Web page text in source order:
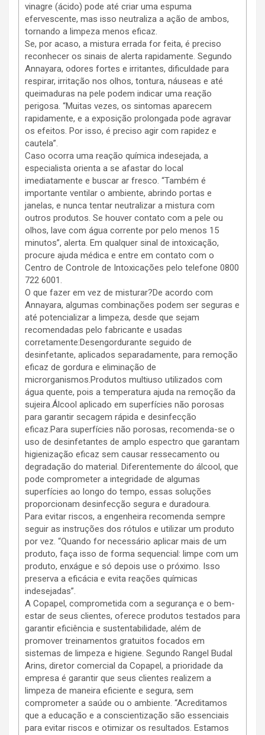
vinagre (ácido) pode até criar uma espuma
efervescente, mas isso neutraliza a ação de ambos,
tornando a limpeza menos eficaz.
Se, por acaso, a mistura errada for feita, é preciso
reconhecer os sinais de alerta rapidamente. Segundo
Annayara, odores fortes e irritantes, dificuldade para
respirar, irritação nos olhos, tontura, náuseas e até
queimaduras na pele podem indicar uma reação
perigosa. “Muitas vezes, os sintomas aparecem
rapidamente, e a exposição prolongada pode agravar
os efeitos. Por isso, é preciso agir com rapidez e
cautela”.
Caso ocorra uma reação química indesejada, a
especialista orienta a se afastar do local
imediatamente e buscar ar fresco. “Também é
importante ventilar o ambiente, abrindo portas e
janelas, e nunca tentar neutralizar a mistura com
outros produtos. Se houver contato com a pele ou
olhos, lave com água corrente por pelo menos 15
minutos”, alerta. Em qualquer sinal de intoxicação,
procure ajuda médica e entre em contato com o
Centro de Controle de Intoxicações pelo telefone 0800
722 6001.
O que fazer em vez de misturar?De acordo com
Annayara, algumas combinações podem ser seguras e
até potencializar a limpeza, desde que sejam
recomendadas pelo fabricante e usadas
corretamente:Desengordurante seguido de
desinfetante, aplicados separadamente, para remoção
eficaz de gordura e eliminação de
microrganismos.Produtos multiuso utilizados com
água quente, pois a temperatura ajuda na remoção da
sujeira.Álcool aplicado em superfícies não porosas
para garantir secagem rápida e desinfecção
eficaz.Para superfícies não porosas, recomenda-se o
uso de desinfetantes de amplo espectro que garantam
higienização eficaz sem causar ressecamento ou
degradação do material. Diferentemente do álcool, que
pode comprometer a integridade de algumas
superfícies ao longo do tempo, essas soluções
proporcionam desinfecção segura e duradoura.
Para evitar riscos, a engenheira recomenda sempre
seguir as instruções dos rótulos e utilizar um produto
por vez. “Quando for necessário aplicar mais de um
produto, faça isso de forma sequencial: limpe com um
produto, enxágue e só depois use o próximo. Isso
preserva a eficácia e evita reações químicas
indesejadas”.
A Copapel, comprometida com a segurança e o bem-
estar de seus clientes, oferece produtos testados para
garantir eficiência e sustentabilidade, além de
promover treinamentos gratuitos focados em
sistemas de limpeza e higiene. Segundo Rangel Budal
Arins, diretor comercial da Copapel, a prioridade da
empresa é garantir que seus clientes realizem a
limpeza de maneira eficiente e segura, sem
comprometer a saúde ou o ambiente. “Acreditamos
que a educação e a conscientização são essenciais
para evitar riscos e otimizar os resultados. Estamos